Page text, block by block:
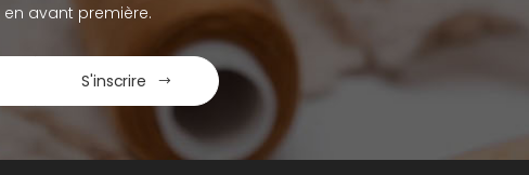
en avant première.
S'inscrire